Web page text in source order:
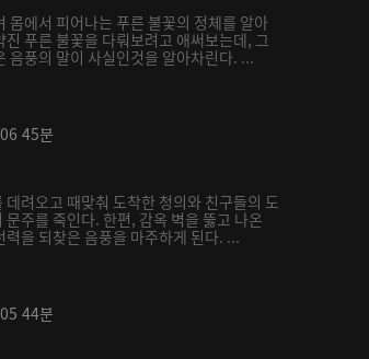
몸에서 피어나는 푸른 불꽃의 정체를 알아
진 푸른 불꽃을 다뤄보려고 애써보는데, 그
음풍의 말이 사실인것을 알아차린다. ...
45분
데려오고 때맞춰 도착한 청의와 친구들의 도
문주를 죽인다. 한편, 감옥 벽을 뚫고 나온
력을 되찾은 음풍을 마주하게 된다. ...
44분